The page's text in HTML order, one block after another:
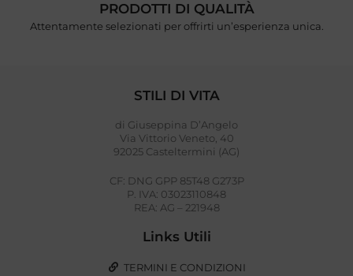
PRODOTTI DI QUALITÀ
Attentamente selezionati per offrirti un’esperienza unica.
STILI DI VITA
di Giuseppina D’Angelo
Via Vittorio Veneto, 40
92025 Casteltermini (AG)
CF: DNG GPP 85T48 G273P
P. IVA: 03023110848
REA: AG – 221948
Links Utili
TERMINI E CONDIZIONI